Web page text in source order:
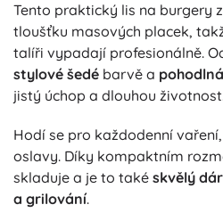
Tento praktický lis na burgery
tloušťku masových placek,
talíři vypadají profesionálně.
stylové šedé barvě a
jistý úchop a dlouhou
Hodí se pro každodenní
oslavy. Díky kompaktním
skladuje a je to také skvělý
a grilování.